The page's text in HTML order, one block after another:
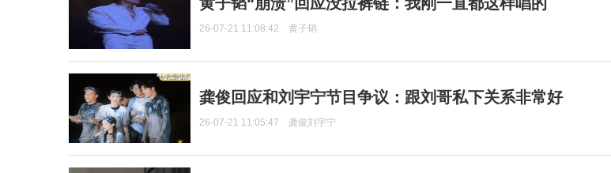
26-07-21 11:08:42 黄子韬
龚俊回应和刘宇宁节目争议：跟刘哥私下关系非常好
26-07-21 11:05:47 龚俊刘宇宁